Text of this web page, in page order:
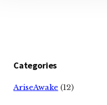
Categories
AriseAwake (12)